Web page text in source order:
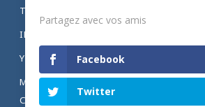
TWITTER
INSTAGRAM
YOUTUBE
MENTIONS LÉGALES ET POLITIQUE DE
CONFIDENTIALITÉ
Partagez avec vos amis
Facebook
Twitter